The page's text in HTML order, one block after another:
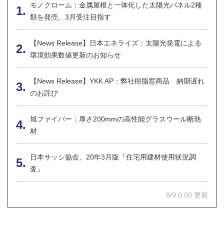
モノクローム：金属屋根と一体化した太陽光パネル2種
類を発売、3月受注目指す
【News Release】日本エネライズ：太陽光発電による
環境効果数値更新のお知らせ
【News Release】YKK AP：弊社樹脂窓商品 納期遅れ
のお詫び
旭ファイバー：厚さ200mmの高性能グラスウール断熱
材
日本サッシ協会、20年3月版『住宅用建材使用状況調
査』
8/9 0:00 更新